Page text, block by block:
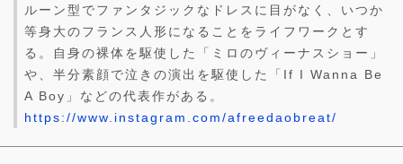
ルーン型でファンタジックなドレスに目がなく、いつか
等身大のフランス人形になることをライフワークとす
る。自身の裸体を駆使した「ミロのヴィーナスショー」
や、半分素顔で泣きの演出を駆使した「If I Wanna Be
A Boy」などの代表作がある。
https://www.instagram.com/afreedaobreat/